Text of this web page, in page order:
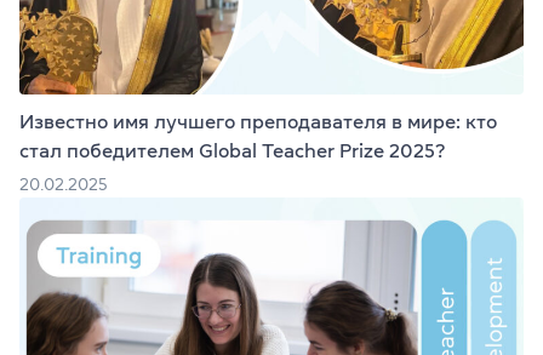
Известно имя лучшего преподавателя в мире: кто
стал победителем Global Teacher Prize 2025?
20.02.2025